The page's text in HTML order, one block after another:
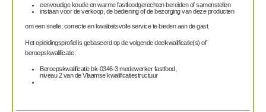
eenvoudige koude en warme fastfoodgerechten bereiden of samenstellen
instaan voor de verkoop, de bediening of de bezorging van deze producten
om een snelle, correcte en kwaliteitsvolle service te bieden aan de gast.
Het opleidingsprofiel is gebaseerd op de volgende deelkwalificatie(s) of
beroepskwalificatie:
Beroepskwalificatie bk-0346-3 medewerker fastfood,
niveau 2 van de Vlaamse kwalificatiestructuur